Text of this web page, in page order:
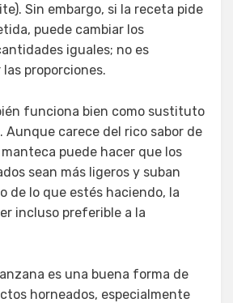
Sin embargo, si la receta pide
puede cambiar los
iguales; no es
proporciones.
funciona bien como sustituto
Aunque carece del rico sabor de
puede hacer que los
sean más ligeros y suban
de lo que estés haciendo, la
incluso preferible a la
es una buena forma de
horneados, especialmente